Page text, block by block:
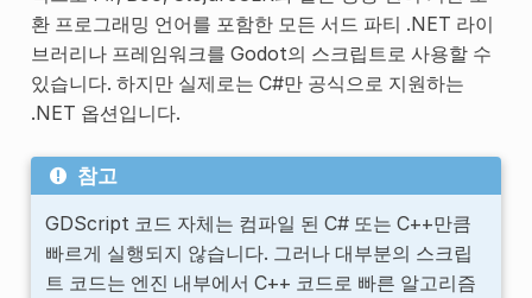
환 프로그래밍 언어를 포함한 모든 서드 파티 .NET 라이
브러리나 프레임워크를 Godot의 스크립트로 사용할 수
있습니다. 하지만 실제로는 C#만 공식으로 지원하는
.NET 옵션입니다.
참고
GDScript 코드 자체는 컴파일 된 C# 또는 C++만큼
빠르게 실행되지 않습니다. 그러나 대부분의 스크립
트 코드는 엔진 내부에서 C++ 코드로 빠른 알고리즘